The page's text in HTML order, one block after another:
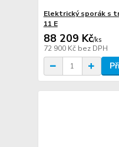
Elektrický sporák s
11 E
88 209 Kč/ks
72 900 Kč bez DPH